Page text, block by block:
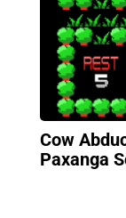
Cow
Paxanga